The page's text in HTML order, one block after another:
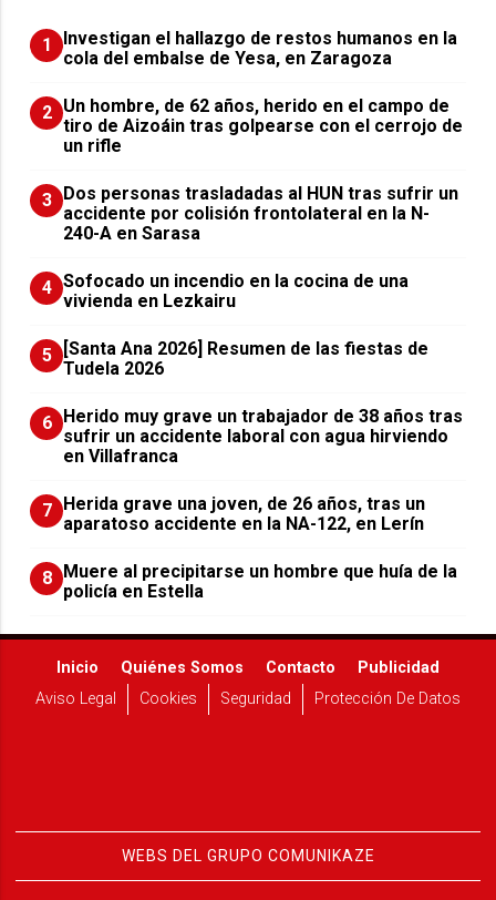
1
Investigan el hallazgo de restos humanos en la
cola del embalse de Yesa, en Zaragoza
2 Un hombre, de 62 años, herido en el campo de
tiro de Aizoáin tras golpearse con el cerrojo de
un rifle
3 ​Dos personas trasladadas al HUN tras sufrir un
accidente por colisión frontolateral en la N-
240-A en Sarasa
4 Sofocado un incendio en la cocina de una
vivienda en Lezkairu
5
[Santa Ana 2026] Resumen de las fiestas de
Tudela 2026
6 Herido muy grave un trabajador de 38 años tras
sufrir un accidente laboral con agua hirviendo
en Villafranca
7 Herida grave una joven, de 26 años, tras un
aparatoso accidente en la NA-122, en Lerín
8 Muere al precipitarse un hombre que huía de la
policía en Estella
Inicio Quiénes Somos Contacto
Publicidad
Aviso Legal
Cookies Seguridad Protección De Datos
WEBS DEL GRUPO COMUNIKAZE